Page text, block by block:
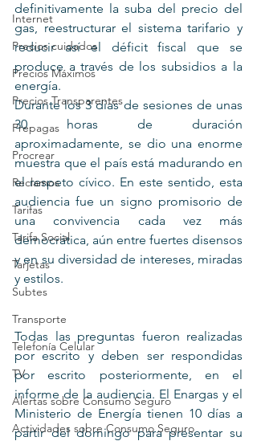
Internet
Precios cuidados
Precios Máximos
Precios Transparentes
Prepagas
Procrear
Reclamos
Tarifas
Tarifa Social
Tarjetas
Subtes
Transporte
Telefonía Celular
TV
Alertas sobre Consumo Seguro
Actividades sobre Consumo Seguro
definitivamente la suba del precio del
gas, reestructurar el sistema tarifario y
reducir así el déficit fiscal que se
produce a través de los subsidios a la
energía.
Durante los 3 días de sesiones de unas
30 horas de duración
aproximadamente, se dio una enorme
muestra que el país está madurando en
el respeto cívico. En este sentido, esta
audiencia fue un signo promisorio de
una convivencia cada vez más
democrática, aún entre fuertes disensos
y en su diversidad de intereses, miradas
y estilos.
Todas las preguntas fueron realizadas
por escrito y deben ser respondidas
por escrito posteriormente, en el
informe de la audiencia. El Enargas y el
Ministerio de Energía tienen 10 días a
partir del domingo para presentar su